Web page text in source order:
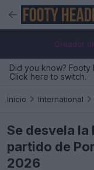
Creador
Did you know? Footy
Click here to switch.
Inicio International
Se desvela
partido de
2026